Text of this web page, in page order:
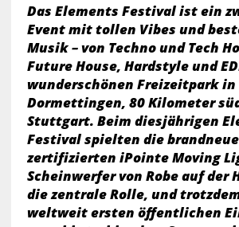
Das Elements Festival ist ein
Event mit tollen Vibes und
Musik – von Techno und Tech
Future House, Hardstyle und
wunderschönen Freizeitpark in
Dormettingen, 80 Kilometer
Stuttgart. Beim diesjährigen
Festival spielten die
zertifizierten iPointe Moving
Scheinwerfer von Robe auf der
die zentrale Rolle, und
weltweit ersten öffentlichen